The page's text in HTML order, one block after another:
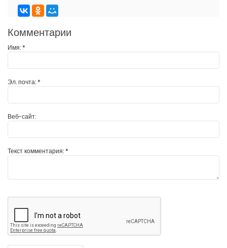
Комментарии
Имя:*
Эл. почта:*
Веб-сайт:
Текст комментария:*